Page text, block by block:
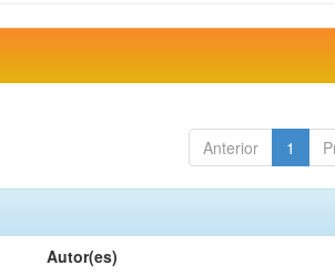
Anterior 1
Autor(es)